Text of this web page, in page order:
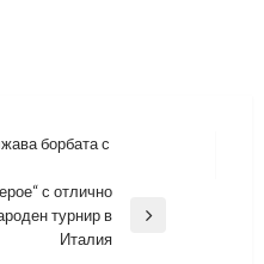
борбата с
с отлично
турнир в
Италия